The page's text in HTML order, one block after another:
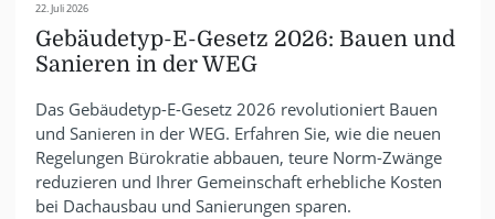
22. Juli 2026
Gebäudetyp-E-Gesetz 2026: Bauen und
Sanieren in der WEG
Das Gebäudetyp-E-Gesetz 2026 revolutioniert Bauen
und Sanieren in der WEG. Erfahren Sie, wie die neuen
Regelungen Bürokratie abbauen, teure Norm-Zwänge
reduzieren und Ihrer Gemeinschaft erhebliche Kosten
bei Dachausbau und Sanierungen sparen.